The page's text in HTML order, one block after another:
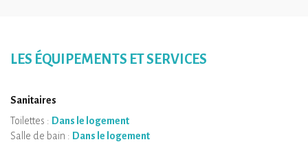
LES ÉQUIPEMENTS ET SERVICES
Sanitaires
Toilettes : Dans le logement
Salle de bain : Dans le logement